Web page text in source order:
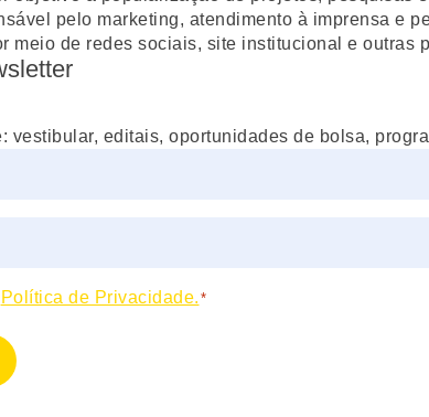
pelo marketing, atendimento à imprensa e
meio de redes sociais, site institucional e
vestibular, editais, oportunidades de bolsa,
Política de Privacidade. *